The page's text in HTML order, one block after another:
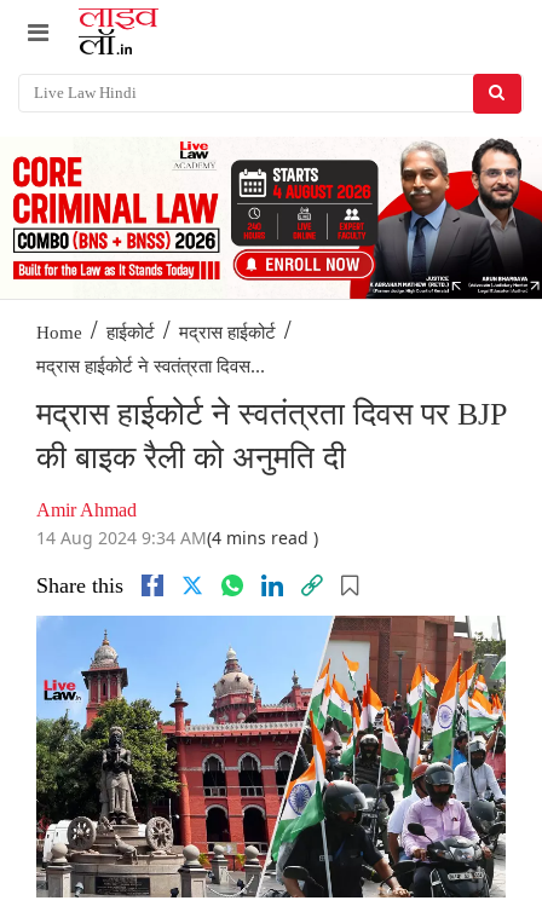
Home / हाईकोर्ट / मद्रास हाईकोर्ट /
मद्रास हाईकोर्ट ने स्वतंत्रता दिवस...
मद्रास हाईकोर्ट ने स्वतंत्रता दिवस पर BJP
की बाइक रैली को अनुमति दी
Amir Ahmad
14 Aug 2024 9:34 AM(4 mins read )
Share this